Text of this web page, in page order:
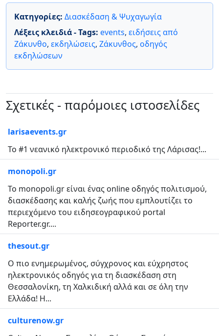
Κατηγορίες: Διασκέδαση & Ψυχαγωγία
Λέξεις κλειδιά - Tags: events, ειδήσεις από
Ζάκυνθο, εκδηλώσεις, Ζάκυνθος, οδηγός
εκδηλώσεων
Σχετικές - παρόμοιες ιστοσελίδες
larisaevents.gr
Το #1 νεανικό ηλεκτρονικό περιοδικό της Λάρισας!...
monopoli.gr
To monopoli.gr είναι ένας online οδηγός πολιτισμού,
διασκέδασης και καλής ζωής που εμπλουτίζει το
περιεχόμενο του ειδησεογραφικού portal
Reporter.gr....
thesout.gr
Ο πιο ενημερωμένος, σύγχρονος και εύχρηστος
ηλεκτρονικός οδηγός για τη διασκέδαση στη
Θεσσαλονίκη, τη Χαλκιδική αλλά και σε όλη την
Ελλάδα! Η...
culturenow.gr